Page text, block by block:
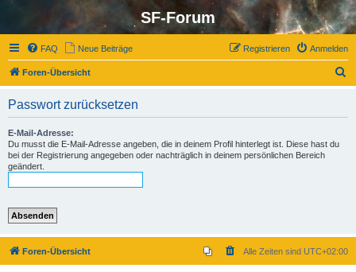
SF-Forum
FAQ Neue Beiträge Anmelden
Registrieren
Foren-Übersicht
Passwort zurücksetzen
E-Mail-Adresse:
Du musst die E-Mail-Adresse angeben, die in deinem Profil hinterlegt ist. Diese hast du
bei der Registrierung angegeben oder nachträglich in deinem persönlichen Bereich
geändert.
Foren-Übersicht Alle Zeiten sind UTC+02:00